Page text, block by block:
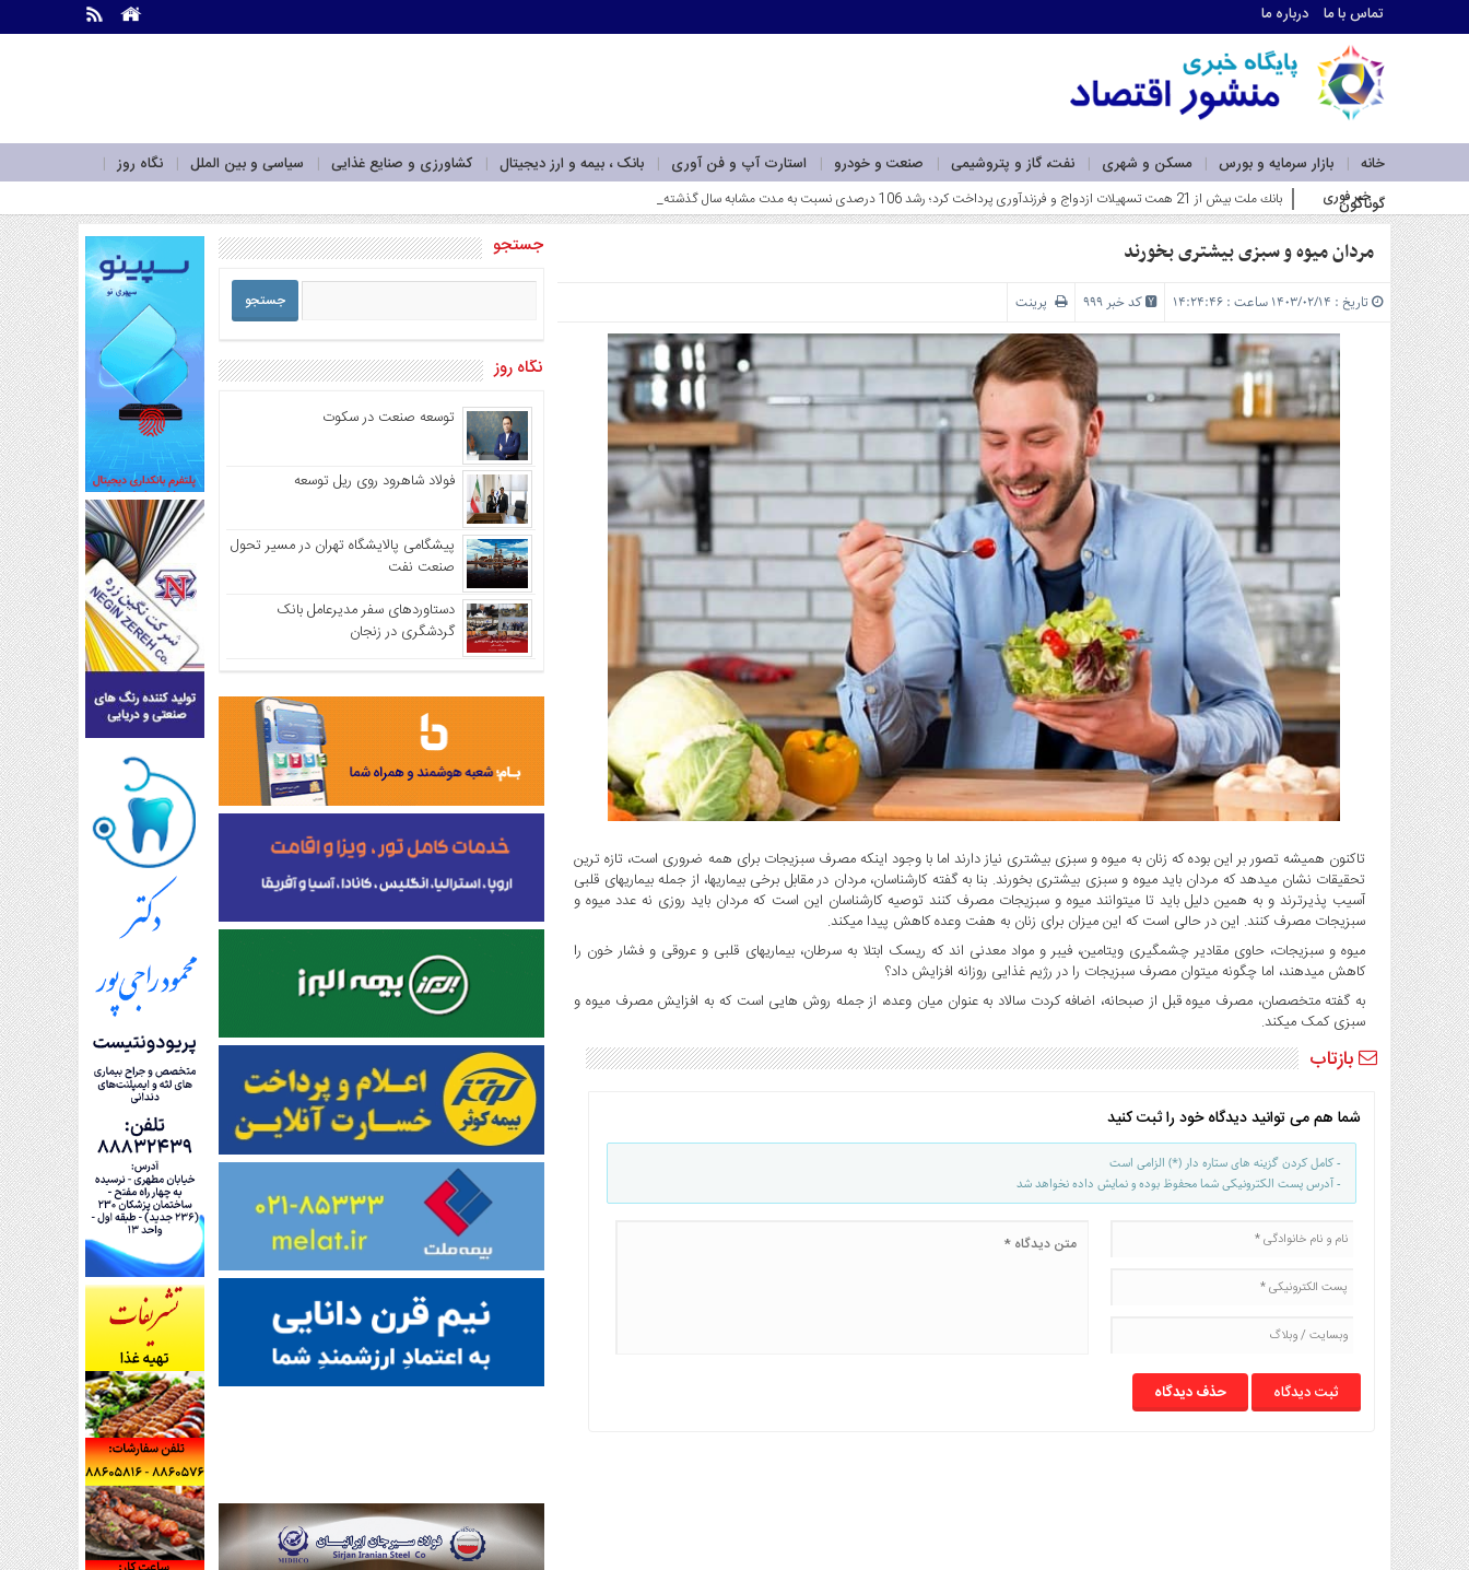
تماس با ما درباره ما
خانه بازار سرمایه و بورس مسکن و شهری نفت، گاز و پتروشیمی صنعت و خودرو استارت آپ و فن آوری بانک ، بیمه و ارز دیجیتال کشاورزی و صنایع غذایی سیاسی و بین الملل
نگاه روز
گوناگون
ما
درباره
سرویس
ها
خانه
بازار
سرمایه
و
بورس
مسکن
و
شهری
نفت،
گاز
و
پتروشیمی
صنعت
و
خودرو
استارت
آپ
و
فن
آوری
بانک
،
بیمه
و
ارز
دیجیتال
کشاورزی
و
صنایع
غذایی
سیاسی
و
بین
الملل
نگاه
روز
گوناگون
خبر فوری بانك ملت بیش از 21 همت تسهیلات ازدواج و فرزندآوری پرداخت كرد؛ رشد 106 درصدی نسبت به مدت مشابه سال گذشته_
مردان میوه و سبزی بیشتری بخورند
تاریخ : ۱۴۰۳/۰۲/۱۴ ساعت : ۱۴:۲۴:۴۶ کد خبر 999 پرینت
تاکنون همیشه تصور بر این بوده که زنان به میوه و سبزی بیشتری نیاز دارند اما با وجود اینکه مصرف سبزیجات برای همه ضروری است، تازه ترین
تحقیقات نشان میدهد که مردان باید میوه و سبزی بیشتری بخورند. بنا به گفته کارشناسان، مردان در مقابل برخی بیماریها، از جمله بیماریهای قلبی
آسیب پذیرترند و به همین دلیل باید تا میتوانند میوه و سبزیجات مصرف کنند توصیه کارشناسان این است که مردان باید روزی نه عدد میوه و
سبزیجات مصرف کنند. این در حالی است که این میزان برای زنان به هفت وعده کاهش پیدا میکند.
میوه و سبزیجات، حاوی مقادیر چشمگیری ویتامین، فیبر و مواد معدنی اند که ریسک ابتلا به سرطان، بیماریهای قلبی و عروقی و فشار خون را
کاهش میدهند، اما چگونه میتوان مصرف سبزیجات را در رژیم غذایی روزانه افزایش داد؟
به گفته متخصصان، مصرف میوه قبل از صبحانه، اضافه کردت سالاد به عنوان میان وعده، از جمله روش هایی است که به افزایش مصرف میوه و
سبزی کمک میکند.
بازتاب
شما هم می توانید دیدگاه خود را ثبت کنید
- کامل کردن گزینه های ستاره دار (*) الزامی است
- آدرس پست الکترونیکی شما محفوظ بوده و نمایش داده نخواهد شد
حذف دیدگاه
جستجو
نگاه روز
توسعه صنعت در سکوت
فولاد شاهرود روی ریل توسعه
پیشگامی پالایشگاه تهران در مسیر تحول
صنعت نفت
دستاوردهای سفر مدیرعامل بانک
گردشگری در زنجان